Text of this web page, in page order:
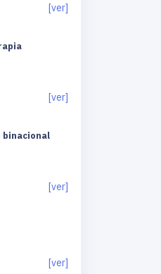
[ver]
[ver]
binacional
[ver]
[ver]